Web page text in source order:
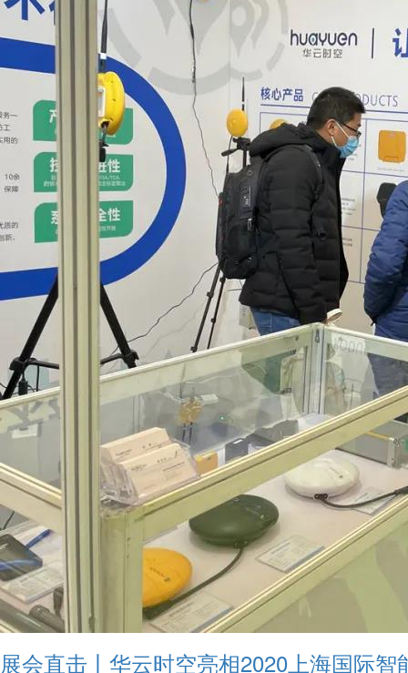
展会直击丨华云时空亮相2020上海国际智